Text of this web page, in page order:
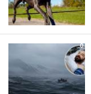
0